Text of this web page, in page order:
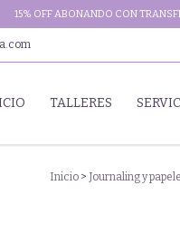
15% OFF ABONANDO CON
TALLERES
Inicio > Journaling y